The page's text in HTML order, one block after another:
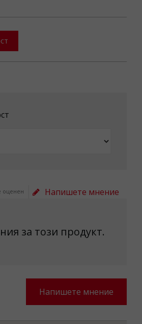
оценен Напишете мнение
за този продукт.
Напишете мнение